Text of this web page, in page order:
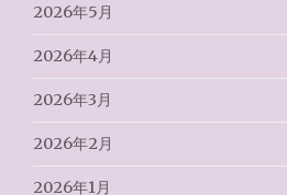
2026年5月
2026年4月
2026年3月
2026年2月
2026年1月